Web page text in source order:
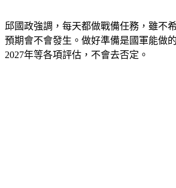
邱國政強調，每天都做戰備任務，雖不
預期會不會發生。做好準備是國軍能做